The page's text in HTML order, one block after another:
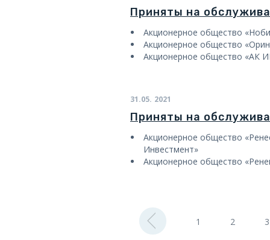
Приняты на
Акционерное общество
Акционерное общество
Акционерное общество «АК
31.05. 2021
Приняты на
Акционерное общество
Инвестмент»
Акционерное общество
1 2 3